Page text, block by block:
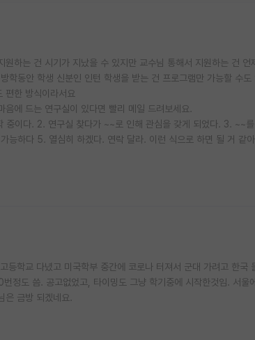
하는 건 시기가 지났을 수 있지만 교수님 통해서 지원하는 건 언
학동안 학생 신분인 인턴 학생을 받는 건 프로그램만 가능할 수도
편한 방식이라서요
에 드는 연구실이 있다면 빨리 메일 드려보세요.
중이다. 2. 연구실 찾다가 ~~로 인해 관심을 갖게 되었다. 3. ~~
능하다 5. 열심히 하겠다. 연락 달라. 이런 식으로 하면 될 거 같아
등학교 다녔고 미국학부 중간에 코로나 터져서 군대 가려고 한
정도 씀. 공고없었고, 타이밍도 그냥 학기중에 시작한것임. 서울
금방 되겠네요.